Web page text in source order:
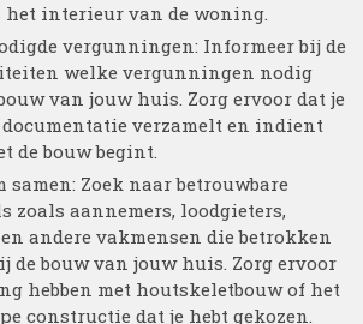
het interieur van de woning.
vergunningen: Informeer bij de
welke vergunningen nodig
van jouw huis. Zorg ervoor dat je
verzamelt en indient
de bouw begint.
samen: Zoek naar betrouwbare
zoals aannemers, loodgieters,
andere vakmensen die betrokken
de bouw van jouw huis. Zorg ervoor
hebben met houtskeletbouw of het
constructie dat je hebt gekozen.